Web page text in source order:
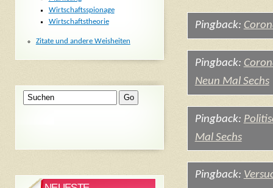
Pingback:
Pingback:
Neun Mal Sechs
Pingback:
Mal Sechs
Pingback:
Wirtschaftsspionage
Wirtschaftstheorie
Zitate und andere Weisheiten